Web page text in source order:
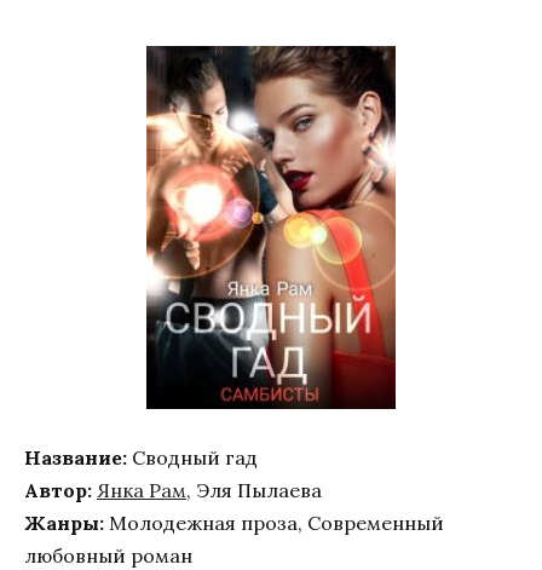
Название: Сводный гад
Автор: Янка Рам, Эля Пылаева
Жанры: Молодежная проза, Современный
любовный роман